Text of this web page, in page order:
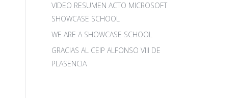
VIDEO RESUMEN ACTO MICROSOFT
SHOWCASE SCHOOL
WE ARE A SHOWCASE SCHOOL
GRACIAS AL CEIP ALFONSO VIII DE
PLASENCIA